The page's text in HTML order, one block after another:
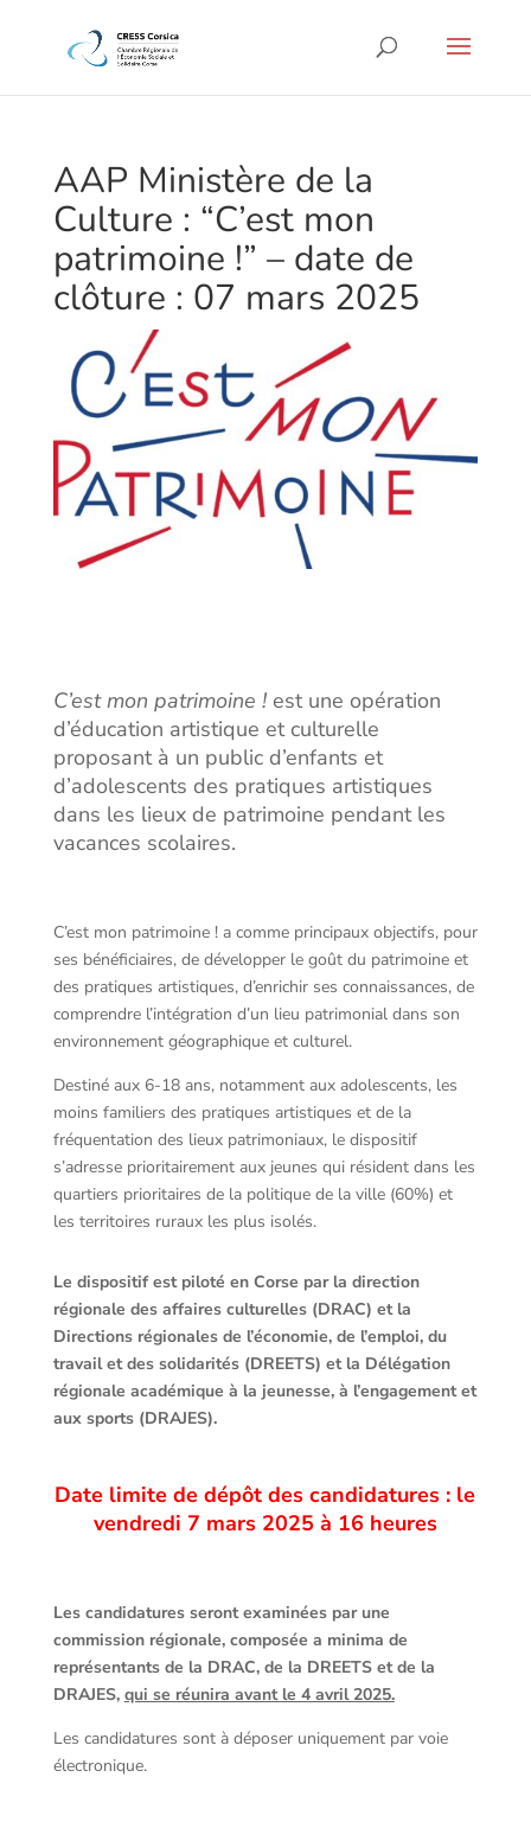
AAP Ministère de la
Culture : “C’est mon
patrimoine !” – date de
clôture : 07 mars 2025
C’est mon patrimoine !est une opération
d’éducation artistique et culturelle
proposant à un public d’enfants et
d’adolescents des pratiques artistiques
dans les lieux de patrimoine pendant les
vacances scolaires.
C’est mon patrimoine ! a comme principaux objectifs, pour
ses bénéficiaires, de développer le goût du patrimoine et
des pratiques artistiques, d’enrichir ses connaissances, de
comprendre l’intégration d’un lieu patrimonial dans son
environnement géographique et culturel.
Destiné aux 6-18 ans, notamment aux adolescents, les
moins familiers des pratiques artistiques et de la
fréquentation des lieux patrimoniaux, le dispositif
s’adresse prioritairement aux jeunes qui résident dans les
quartiers prioritaires de la politique de la ville (60%) et
les territoires ruraux les plus isolés.
Le dispositif est piloté en Corse par la direction
régionale des affaires culturelles (DRAC) et la
Directions régionales de l’économie, de l’emploi, du
travail et des solidarités (DREETS) et la Délégation
régionale académique à la jeunesse, à l’engagement et
aux sports (DRAJES).
Date limite de dépôt des candidatures : le
vendredi 7 mars 2025 à 16 heures
Les candidatures seront examinées par une
commission régionale, composée a minima de
représentants de la DRAC, de la DREETS et de la
DRAJES, qui se réunira avant le 4 avril 2025.
Les candidatures sont à déposer uniquement par voie
électronique.